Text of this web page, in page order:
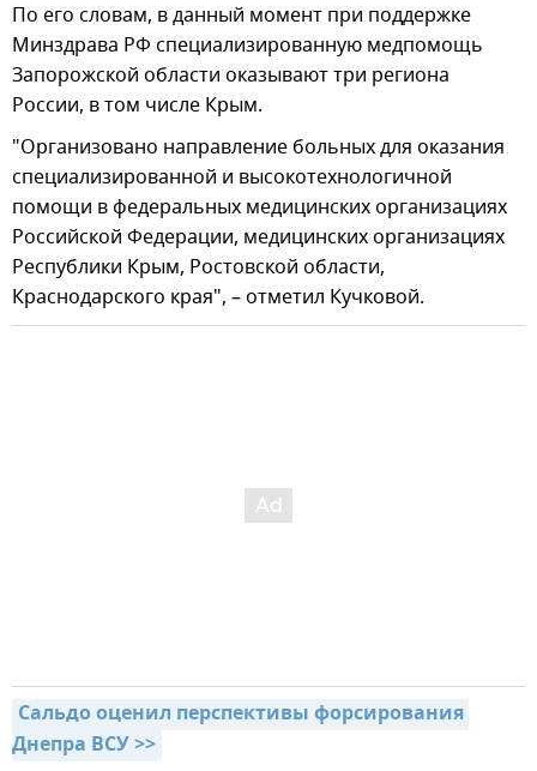
По его словам, в данный момент при поддержке
Минздрава РФ специализированную медпомощь
Запорожской области оказывают три региона
России, в том числе Крым.
"Организовано направление больных для оказания
специализированной и высокотехнологичной
помощи в федеральных медицинских организациях
Российской Федерации, медицинских организациях
Республики Крым, Ростовской области,
Краснодарского края", – отметил Кучковой.
Сальдо оценил перспективы форсирования
Днепра ВСУ >>